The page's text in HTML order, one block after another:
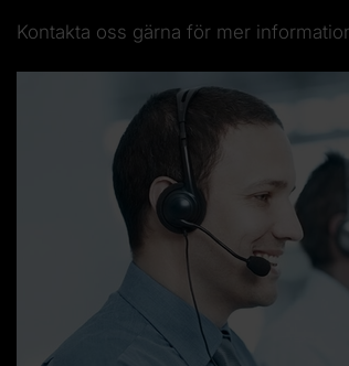
Kontakta oss gärna för mer